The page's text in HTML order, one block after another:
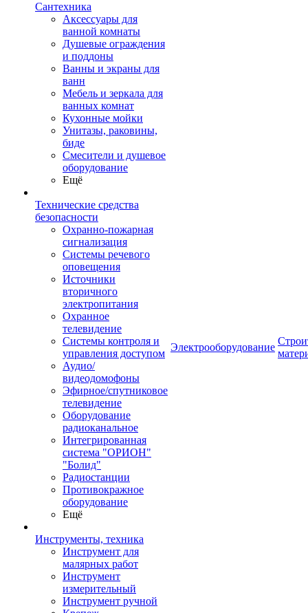
Сантехника
Аксессуары для
ванной комнаты
Душевые ограждения
и поддоны
Ванны и экраны для
ванн
Мебель и зеркала для
ванных комнат
Кухонные мойки
Унитазы, раковины,
биде
Смесители и душевое
оборудование
Ещё
Технические средства
безопасности
Охранно-пожарная
сигнализация
Системы речевого
оповещения
Источники
вторичного
электропитания
Охранное
телевидение
Системы контроля и
управления доступом
Аудио/
видеодомофоны
Эфирное/спутниковое
телевидение
Оборудование
радиоканальное
Интегрированная
система "ОРИОН"
"Болид"
Радиостанции
Противокражное
оборудование
Ещё
Инструменты, техника
Инструмент для
малярных работ
Инструмент
измерительный
Инструмент ручной
Электрооборудование